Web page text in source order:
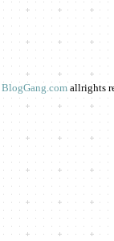
BlogGang.comallrights